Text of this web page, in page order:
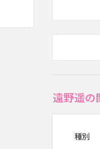
遠野遥の
種別